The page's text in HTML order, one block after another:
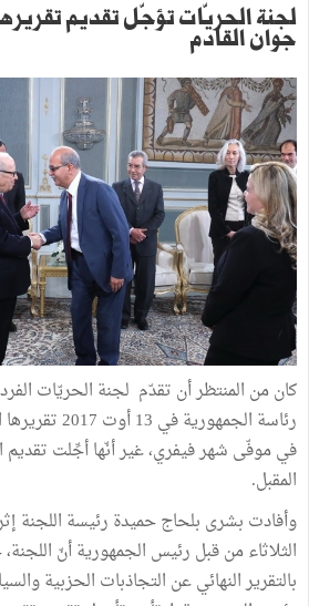
لجنة الحريّات تؤجّل تقديم
جوان القادم
كان من المنتظر أن تقدّم لجنة الحريّات
رئاسة
في موفّى شهر فيفري، غير أنّها أجِّلت تقديم
المقبل.
وأفادت بشرى بلحاج حميدة رئيسة اللجنة
الثلاثاء من قبل رئيس الجمهورية أنّ
بالتقرير النهائي عن التجاذبات الحزبية